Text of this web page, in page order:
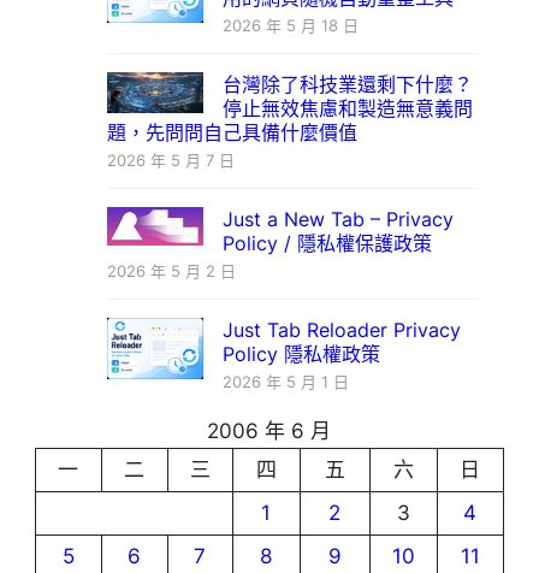
2026 年 5 月 18 日
台灣除了科技業還剩下什麼？
停止無效焦慮和製造無意義問
題，先問問自己具備什麼價值
2026 年 5 月 7 日
Just a New Tab – Privacy
Policy / 隱私權保護政策
2026 年 5 月 2 日
Just Tab Reloader Privacy
Policy 隱私權政策
2026 年 5 月 1 日
2006 年 6 月
一
二 三 四 五 六
日
1
2 3
4
5
6 7 8 9 10
11